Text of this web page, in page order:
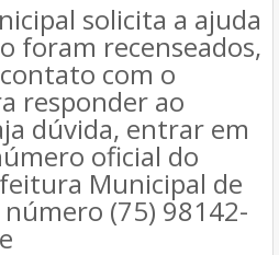
solicita a ajuda
foram recenseados,
com o
responder ao
dúvida, entrar em
oficial do
Municipal de
(75) 98142-